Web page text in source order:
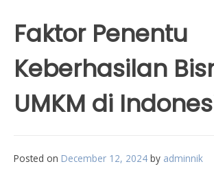
Faktor Penentu
Keberhasilan
UMKM di
Posted on December 12, 2024 by adminnik